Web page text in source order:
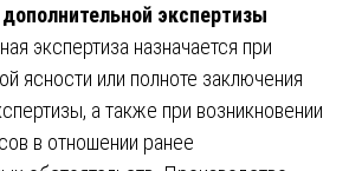
экспертизы
экспертиза назначается при
ясности или полноте заключения
а также при возникновении
в отношении ранее